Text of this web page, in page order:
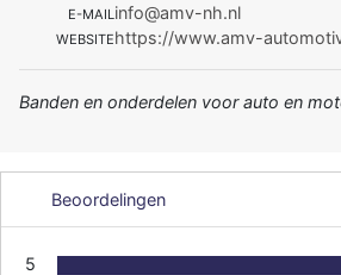
E-MAILinfo@amv-nh.nl
WEBSITEhttps://www.amv-
Banden en onderdelen voor auto en
Beoordelingen
5